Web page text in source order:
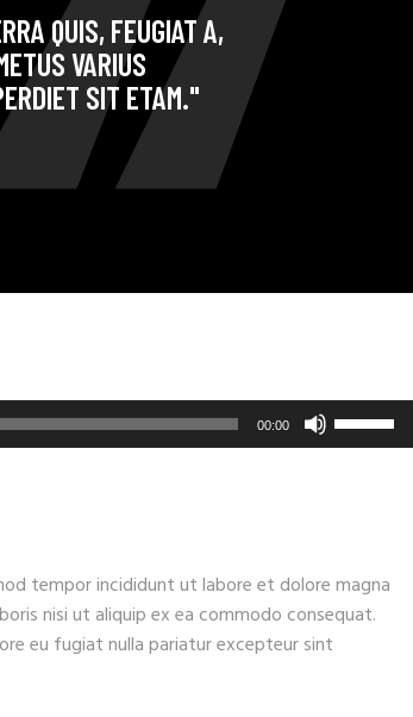
QUIS, FEUGIAT A,
VARIUS
SIT ETAM."
00:00
les
ou
diminuer
tempor incididunt ut labore et dolore magna
nisi ut aliquip ex ea commodo consequat.
eu fugiat nulla pariatur excepteur sint